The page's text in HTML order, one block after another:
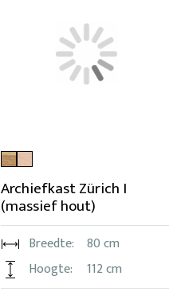
Archiefkast Zürich I
(massief hout)
Breedte:
80 cm
Hoogte:
112 cm